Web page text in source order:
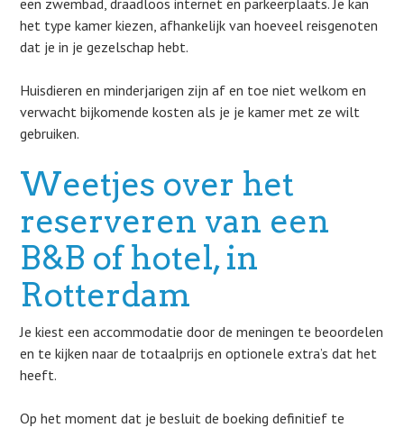
een zwembad, draadloos internet en parkeerplaats. Je kan
het type kamer kiezen, afhankelijk van hoeveel reisgenoten
dat je in je gezelschap hebt.
Huisdieren en minderjarigen zijn af en toe niet welkom en
verwacht bijkomende kosten als je je kamer met ze wilt
gebruiken.
Weetjes over het
reserveren van een
B&B of hotel, in
Rotterdam
Je kiest een accommodatie door de meningen te beoordelen
en te kijken naar de totaalprijs en optionele extra’s dat het
heeft.
Op het moment dat je besluit de boeking definitief te